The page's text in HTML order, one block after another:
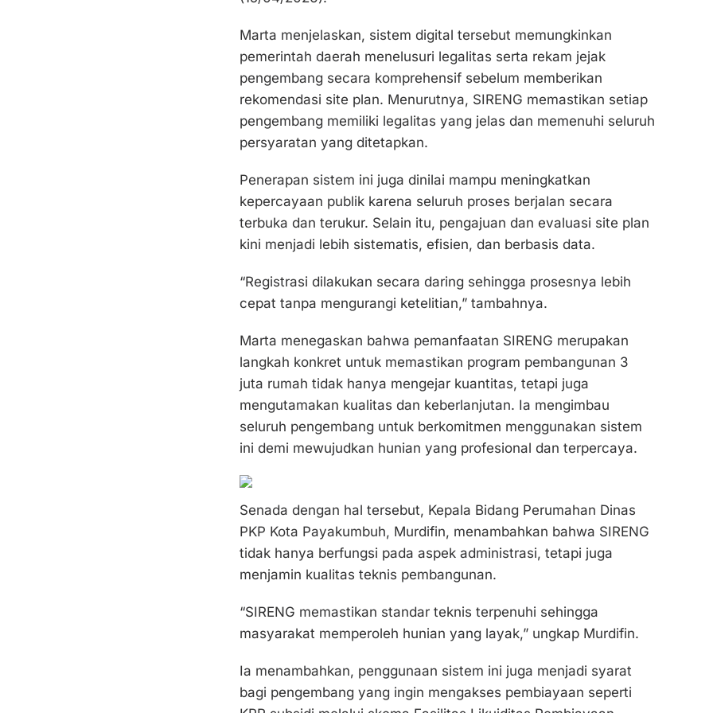
Marta menjelaskan, sistem digital tersebut memungkinkan
pemerintah daerah menelusuri legalitas serta rekam jejak
pengembang secara komprehensif sebelum memberikan
rekomendasi site plan. Menurutnya, SIRENG memastikan setiap
pengembang memiliki legalitas yang jelas dan memenuhi seluruh
persyaratan yang ditetapkan.
Penerapan sistem ini juga dinilai mampu meningkatkan
kepercayaan publik karena seluruh proses berjalan secara
terbuka dan terukur. Selain itu, pengajuan dan evaluasi site plan
kini menjadi lebih sistematis, efisien, dan berbasis data.
“Registrasi dilakukan secara daring sehingga prosesnya lebih
cepat tanpa mengurangi ketelitian,” tambahnya.
Marta menegaskan bahwa pemanfaatan SIRENG merupakan
langkah konkret untuk memastikan program pembangunan 3
juta rumah tidak hanya mengejar kuantitas, tetapi juga
mengutamakan kualitas dan keberlanjutan. Ia mengimbau
seluruh pengembang untuk berkomitmen menggunakan sistem
ini demi mewujudkan hunian yang profesional dan terpercaya.
Senada dengan hal tersebut, Kepala Bidang Perumahan Dinas
PKP Kota Payakumbuh, Murdifin, menambahkan bahwa SIRENG
tidak hanya berfungsi pada aspek administrasi, tetapi juga
menjamin kualitas teknis pembangunan.
“SIRENG memastikan standar teknis terpenuhi sehingga
masyarakat memperoleh hunian yang layak,” ungkap Murdifin.
Ia menambahkan, penggunaan sistem ini juga menjadi syarat
bagi pengembang yang ingin mengakses pembiayaan seperti